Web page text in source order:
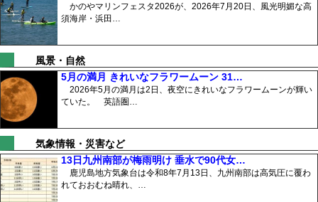
かのやマリンフェスタ2026が、2026年7月20日、風光明媚な高
須海岸・浜田…
風景・自然
5月の満月 きれいなフラワームーン 31…
2026年5月の満月は2日、夜空にきれいなフラワームーンが輝い
ていた。 英語圏…
気象情報・災害など
13日九州南部が梅雨明け 垂水で90代女…
鹿児島地方気象台は令和8年7月13日、九州南部は高気圧に覆わ
れておおむね晴れ、…